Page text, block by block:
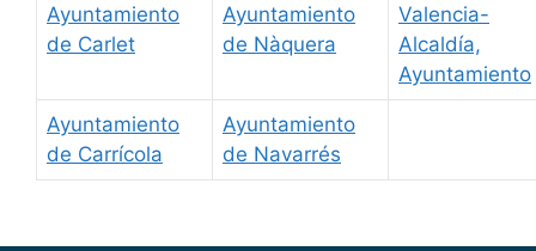
Ayuntamiento
de Carlet
Ayuntamiento
de Nàquera
Valencia-
Alcaldía,
Ayuntamiento
Ayuntamiento
de Carrícola
Ayuntamiento
de Navarrés